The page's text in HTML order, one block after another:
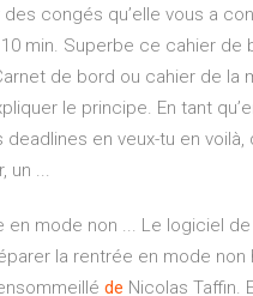
congés qu’elle vous a
min. Superbe ce cahier de
de bord ou cahier de la
le principe. En tant
en veux-tu en
un ...
en mode non ... Le logiciel
la rentrée en mode
de Nicolas Taffin.